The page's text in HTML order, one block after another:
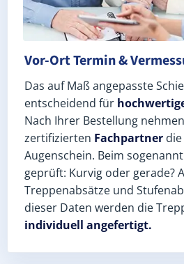
Vor-Ort Termin &
Das auf Maß angepasste
entscheidend für
Nach Ihrer Bestellung
zertifizierten Fachpartner
Augenschein. Beim
geprüft: Kurvig oder gerade?
Treppenabsätze und
dieser Daten werden die
individuell angefertigt.